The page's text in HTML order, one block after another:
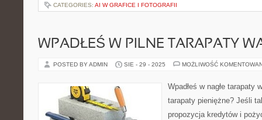
CATEGORIES: AI W GRAFICE I FOTOGRAFII
WPADŁEŚ W PILNE TARAPATY
POSTED BY ADMIN SIE - 29 - 2025 MOŻLIWOŚĆ
Wpadłeś w nagłe tarapaty
tarapaty pieniężne? Jeśli
propozycja kredytów i